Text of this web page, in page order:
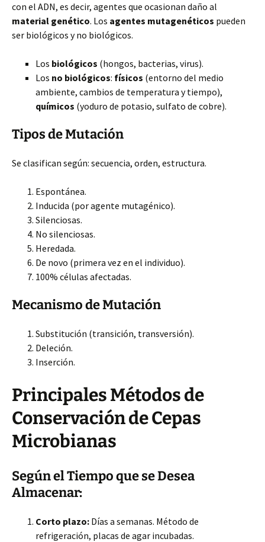
con el ADN, es decir, agentes que ocasionan daño al
material genético. Los agentes mutagenéticos pueden
ser biológicos y no biológicos.
Los biológicos (hongos, bacterias, virus).
Los no biológicos: físicos (entorno del medio
ambiente, cambios de temperatura y tiempo),
químicos (yoduro de potasio, sulfato de cobre).
Tipos de Mutación
Se clasifican según: secuencia, orden, estructura.
Espontánea.
Inducida (por agente mutagénico).
Silenciosas.
No silenciosas.
Heredada.
De novo (primera vez en el individuo).
100% células afectadas.
Mecanismo de Mutación
Substitución (transición, transversión).
Deleción.
Inserción.
Principales Métodos de
Conservación de Cepas
Microbianas
Según el Tiempo que se Desea
Almacenar:
Corto plazo: Días a semanas. Método de
refrigeración, placas de agar incubadas.